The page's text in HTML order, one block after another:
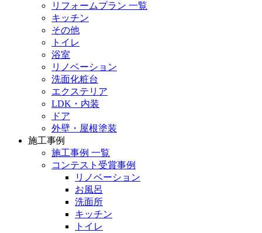
リフォームプラン 一覧
キッチン
その他
トイレ
浴室
リノベーション
洗面化粧台
エクステリア
LDK・内装
ドア
外壁・屋根塗装
施工事例
施工事例 一覧
コンテスト受賞事例
リノベーション
お風呂
洗面所
キッチン
トイレ